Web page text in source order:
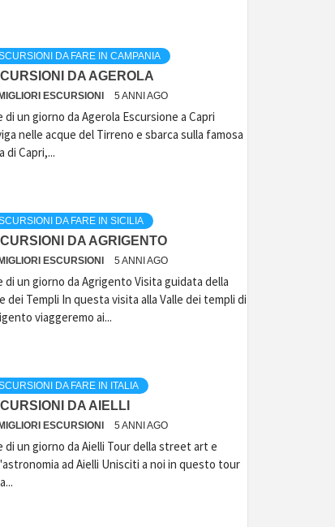
DA FARE IN CAMPANIA
DA AGEROLA
MIGLIORI ESCURSIONI 5 ANNI AGO
di un giorno da Agerola Escursione a Capri
nelle acque del Tirreno e sbarca sulla famosa
di Capri,...
DA FARE IN SICILIA
DA AGRIGENTO
MIGLIORI ESCURSIONI 5 ANNI AGO
di un giorno da Agrigento Visita guidata della
dei Templi In questa visita alla Valle dei templi di
viaggeremo ai...
DA FARE IN ITALIA
DA AIELLI
MIGLIORI ESCURSIONI 5 ANNI AGO
di un giorno da Aielli Tour della street art e
ad Aielli Unisciti a noi in questo tour